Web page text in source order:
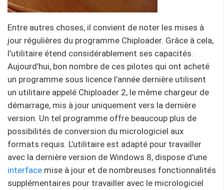
Entre autres choses, il convient de noter les mises à
jour régulières du programme Chiploader. Grâce à cela,
l’utilitaire étend considérablement ses capacités.
Aujourd’hui, bon nombre de ces pilotes qui ont acheté
un programme sous licence l’année dernière utilisent
un utilitaire appelé Chiploader 2, le même chargeur de
démarrage, mis à jour uniquement vers la dernière
version. Un tel programme offre beaucoup plus de
possibilités de conversion du micrologiciel aux
formats requis. L’utilitaire est adapté pour travailler
avec la dernière version de Windows 8, dispose d’une
interface mise à jour et de nombreuses fonctionnalités
supplémentaires pour travailler avec le micrologiciel